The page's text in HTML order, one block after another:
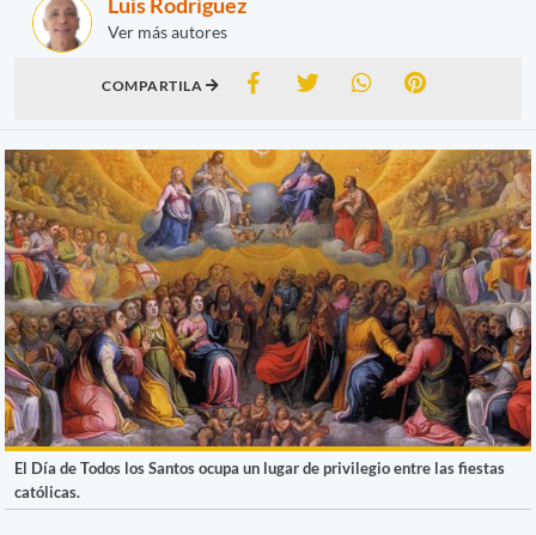
Ver más autores
COMPARTILA
El Día de Todos los Santos ocupa un lugar de privilegio entre las fiestas
católicas.